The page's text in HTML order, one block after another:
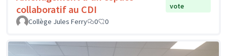
collaboratif au CDI
vote
Collège Jules Ferry
0 0